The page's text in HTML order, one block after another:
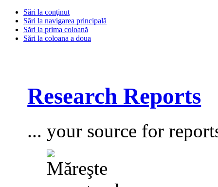
Sări la conţinut
Sări la navigarea principală
Sări la prima coloană
Sări la coloana a doua
Research Reports
... your source for